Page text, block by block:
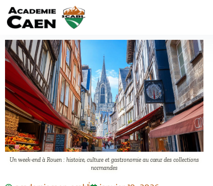
Un week-end à Rouen : histoire, culture et gastronomie au cœur des collections
normandes